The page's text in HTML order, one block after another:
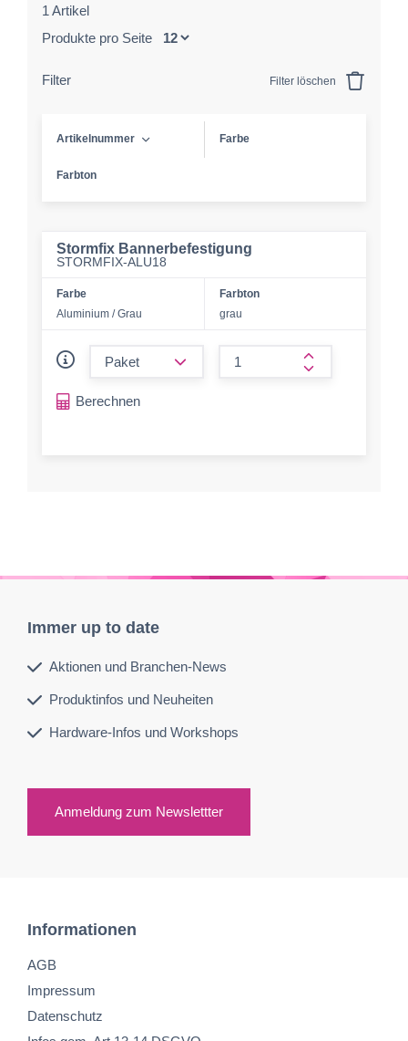
1 Artikel
Produkte pro Seite
Filter Filter löschen
Artikelnummer Farbe
Farbton
Stormfix Bannerbefestigung
STORMFIX-ALU18
Farbe
Aluminium / Grau
Farbton
grau
form.increase-
Berechnen
Immer up to date
Aktionen und Branchen-News
Produktinfos und Neuheiten
Hardware-Infos und Workshops
Anmeldung zum Newslettter
Informationen
AGB
Impressum
Datenschutz